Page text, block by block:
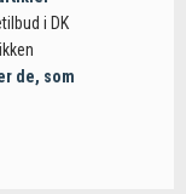
i DK
de, som